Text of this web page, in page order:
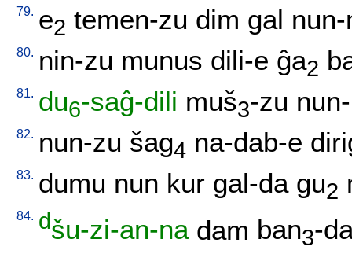
79. e2 temen-zu dim gal
80. nin-zu munus dili-e ĝa2
81. du6-saĝ-dili muš3-zu
82. nun-zu šag4 na-dab-e
83. dumu nun kur gal-da gu2
84. dšu-zi-an-na dam ban3-